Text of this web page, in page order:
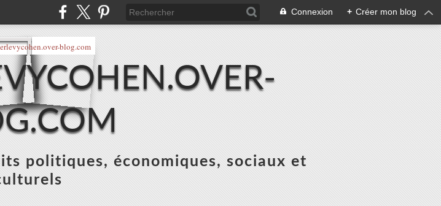
Connexion + Créer mon blog
politiques, économiques, sociaux et